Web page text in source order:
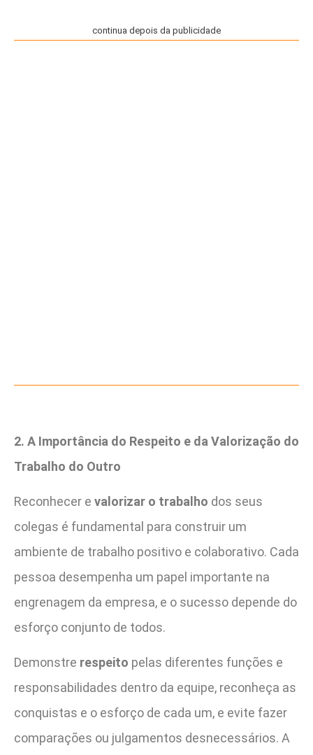
continua depois da publicidade
2. A Importância do Respeito e da Valorização do
Trabalho do Outro
Reconhecer e valorizar o trabalho dos seus
colegas é fundamental para construir um
ambiente de trabalho positivo e colaborativo. Cada
pessoa desempenha um papel importante na
engrenagem da empresa, e o sucesso depende do
esforço conjunto de todos.
Demonstre respeito pelas diferentes funções e
responsabilidades dentro da equipe, reconheça as
conquistas e o esforço de cada um, e evite fazer
comparações ou julgamentos desnecessários. A